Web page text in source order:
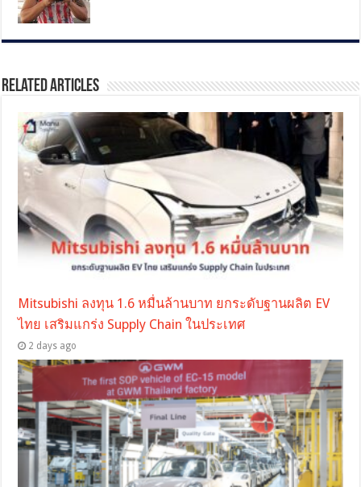
Related Articles
Mitsubishi ลงทุน 1.6 หมื่นล้านบาท ยกระดับฐานผลิต EV
ไทย เสริมแกร่ง Supply Chain ในประเทศ
2 days ago